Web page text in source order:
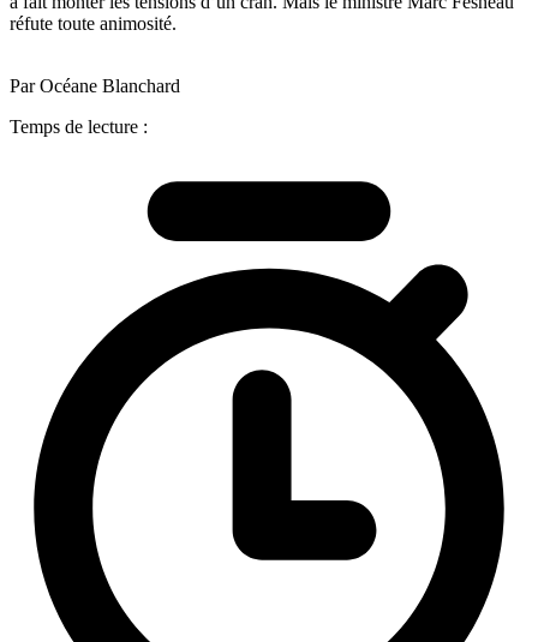
réfute toute animosité.
Par Océane Blanchard
Temps de lecture :